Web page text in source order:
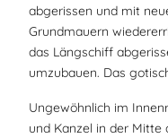
abgerissen und mit
Grundmauern
das Längschiff
umzubauen. Das
Ungewöhnlich im
und Kanzel in der Mitte